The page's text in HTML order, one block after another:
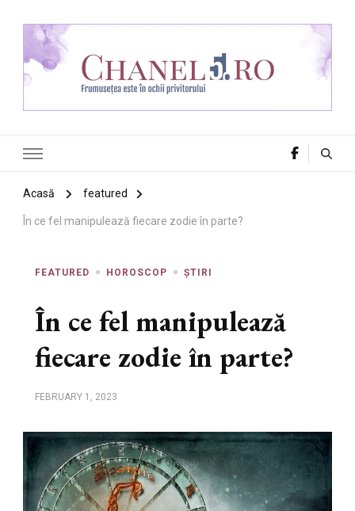
Acasă featured
În ce fel manipulează fiecare zodie în parte?
FEATURED HOROSCOP ȘTIRI
În ce fel manipulează
fiecare zodie în parte?
FEBRUARY 1, 2023